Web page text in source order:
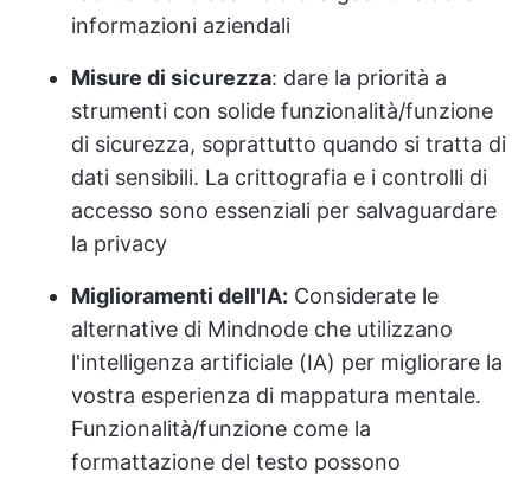
informazioni aziendali
Misure di sicurezza: dare la priorità a
strumenti con solide funzionalità/funzione
di sicurezza, soprattutto quando si tratta di
dati sensibili. La crittografia e i controlli di
accesso sono essenziali per salvaguardare
la privacy
Miglioramenti dell'IA: Considerate le
alternative di Mindnode che utilizzano
l'intelligenza artificiale (IA) per migliorare la
vostra esperienza di mappatura mentale.
Funzionalità/funzione come la
formattazione del testo possono